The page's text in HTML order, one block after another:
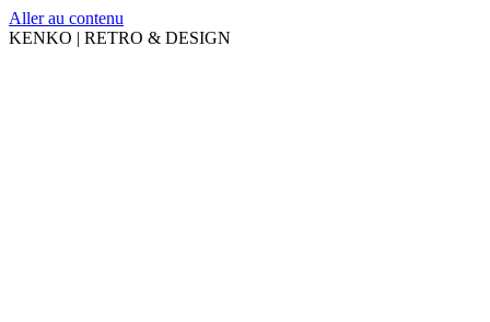
Aller au contenu
KENKO | RETRO & DESIGN